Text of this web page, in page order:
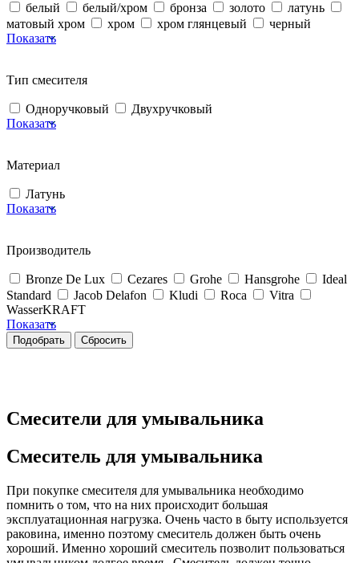
белый белый/хром бронза золото
латунь
матовый хром
хром хром глянцевый
черный
Показать
Тип смесителя
Одноручковый
Двухручковый
Показать
Материал
Латунь
Показать
Производитель
Bronze De Lux Cezares Grohe Hansgrohe
Ideal
Standard
Jacob Delafon Kludi Roca
Vitra
WasserKRAFT
Показать
Смесители для умывальника
Смеситель для умывальника
При покупке смесителя для умывальника необходимо
помнить о том, что на них происходит большая
эксплуатационная нагрузка. Очень часто в быту используется
раковина, именно поэтому смеситель должен быть очень
хороший. Именно хороший смеситель позволит пользоваться